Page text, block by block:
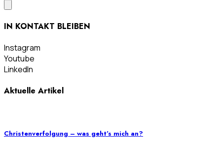
IN KONTAKT BLEIBEN
Instagram
Youtube
LinkedIn
Aktuelle Artikel
Christenverfolgung – was geht’s mich an?